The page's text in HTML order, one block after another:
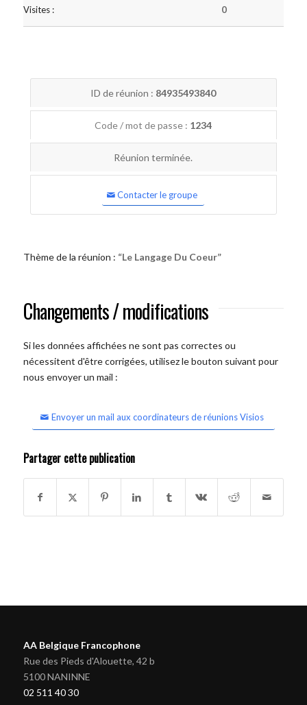
Visites : 0
ID de réunion : 84935493840
Code / mot de passe : 1234
Réunion terminée.
Contacter le groupe
Thème de la réunion : “Le Langage Du Coeur”
Changements / modifications
Si les données affichées ne sont pas correctes ou
nécessitent d'être corrigées, utilisez le bouton suivant pour
nous envoyer un mail :
Envoyer un mail aux coordinateurs de réunions Visios
Partager cette publication
AA Belgique Francophone
Rue des Pieds d'Alouette, 42 b
5100 NANINNE
02 511 40 30